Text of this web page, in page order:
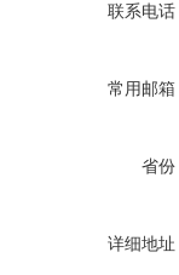
联系电话
常用邮箱
省份
详细地址